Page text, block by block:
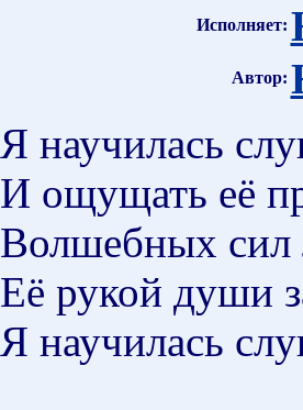
Исполняет:
Автор:
Я научилась
И ощущать её
Волшебных сил
Её рукой души
Я научилась